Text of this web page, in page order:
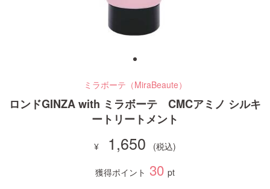
ミラボーテ（MiraBeaute）
ロンドGINZA with ミラボーテ CMCアミノ シルキ
ートリートメント
1,650
獲得ポイント 30 pt